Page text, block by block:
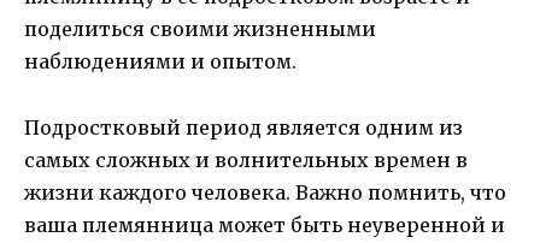
поделиться своими жизненными
наблюдениями и опытом.
Подростковый период является одним из
самых сложных и волнительных времен в
жизни каждого человека. Важно помнить, что
ваша племянница может быть неуверенной и